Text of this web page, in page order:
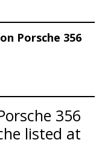
Porsche 356
356
listed at